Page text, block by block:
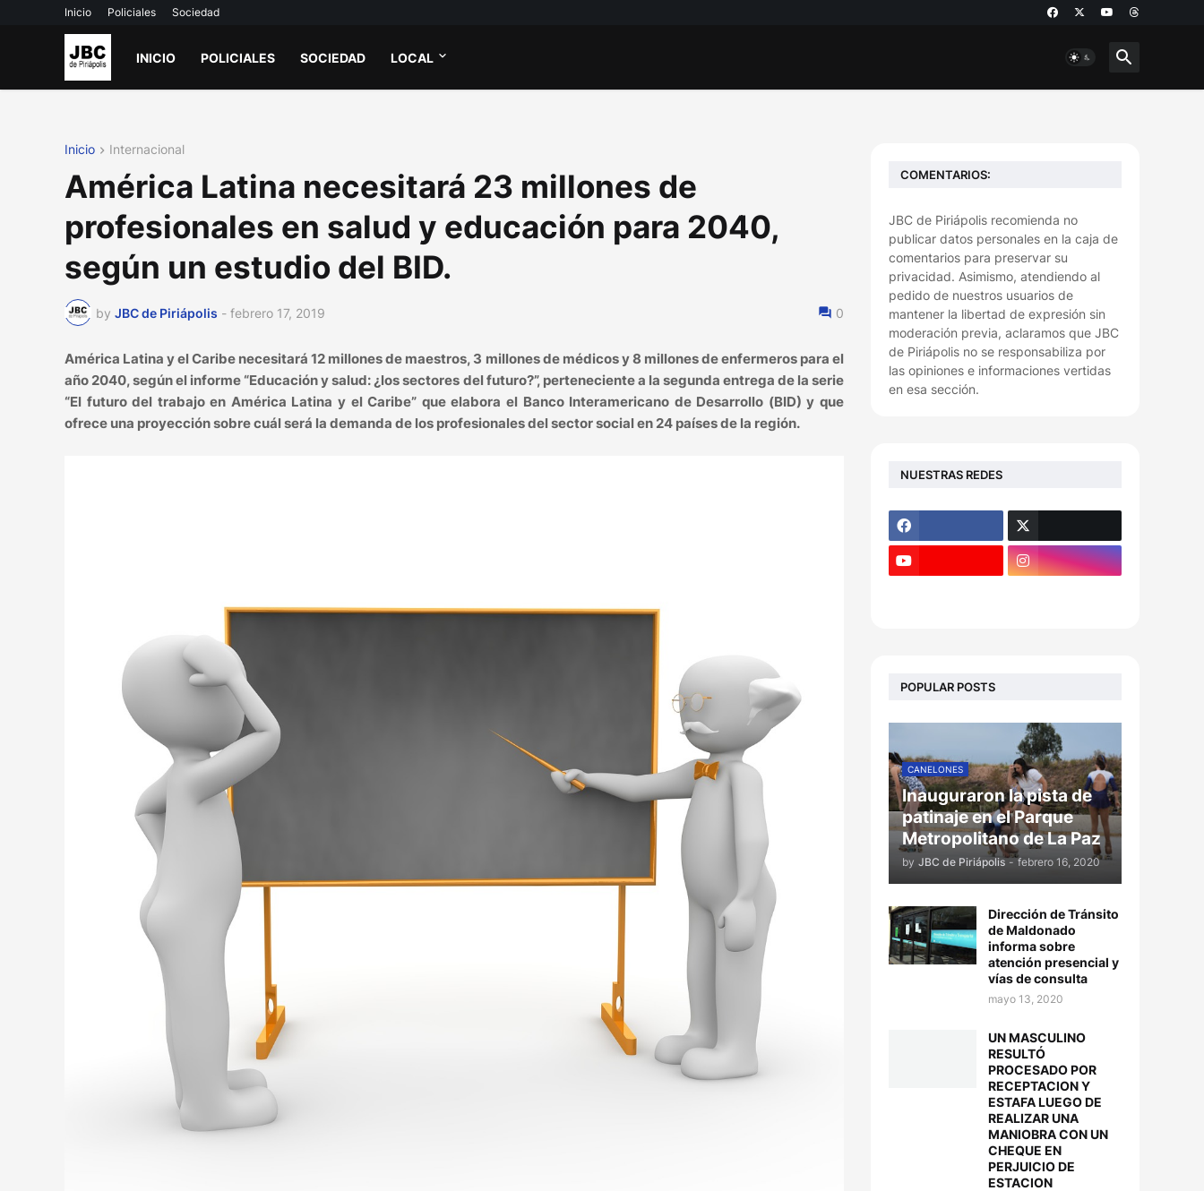
Inicio Policiales Sociedad
INICIO POLICIALES SOCIEDAD LOCAL
Inicio Internacional
América Latina necesitará 23 millones de
profesionales en salud y educación para 2040,
según un estudio del BID.
by JBC de Piriápolis - febrero 17, 2019 0
América Latina y el Caribe necesitará 12 millones de maestros, 3 millones de médicos y 8 millones de enfermeros para el
año 2040, según el informe “Educación y salud: ¿los sectores del futuro?”, perteneciente a la segunda entrega de la serie
“El futuro del trabajo en América Latina y el Caribe” que elabora el Banco Interamericano de Desarrollo (BID) y que
ofrece una proyección sobre cuál será la demanda de los profesionales del sector social en 24 países de la región.
COMENTARIOS:
JBC de Piriápolis recomienda no
publicar datos personales en la caja de
comentarios para preservar su
privacidad. Asimismo, atendiendo al
pedido de nuestros usuarios de
mantener la libertad de expresión sin
moderación previa, aclaramos que JBC
de Piriápolis no se responsabiliza por
las opiniones e informaciones vertidas
en esa sección.
NUESTRAS REDES
POPULAR POSTS
CANELONES
Inauguraron la pista de
patinaje en el Parque
Metropolitano de La Paz
by JBC de Piriápolis - febrero 16, 2020
Dirección de Tránsito
de Maldonado
informa sobre
atención presencial y
vías de consulta
mayo 13, 2020
UN MASCULINO
RESULTÓ
PROCESADO POR
RECEPTACION Y
ESTAFA LUEGO DE
REALIZAR UNA
MANIOBRA CON UN
CHEQUE EN
PERJUICIO DE
ESTACION